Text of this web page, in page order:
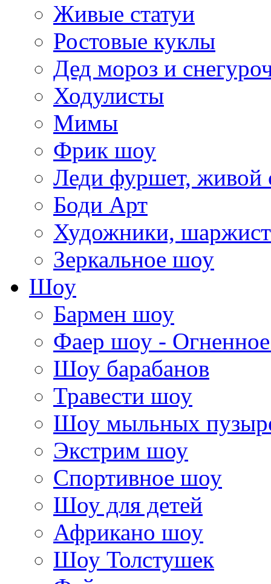
Живые статуи
Ростовые куклы
Дед мороз и
Ходулисты
Мимы
Фрик шоу
Леди фуршет, живой
Боди Арт
Художники,
Зеркальное шоу
Шоу
Бармен шоу
Фаер шоу -
Шоу барабанов
Травести шоу
Шоу мыльных
Экстрим шоу
Спортивное шоу
Шоу для детей
Африкано шоу
Шоу Толстушек